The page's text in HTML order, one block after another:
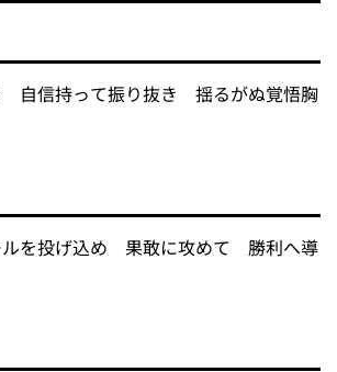
自信持って振り抜き 揺るがぬ覚悟胸
ルを投げ込め 果敢に攻めて 勝利へ導